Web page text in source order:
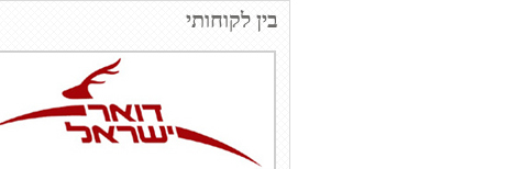
בין לקוחותי